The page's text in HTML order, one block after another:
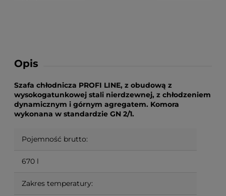
Opis
Szafa chłodnicza PROFI LINE, z obudową z
wysokogatunkowej stali nierdzewnej, z chłodzeniem
dynamicznym i górnym agregatem. Komora
wykonana w standardzie GN 2/1.
Pojemność brutto:
670 l
Zakres temperatury: